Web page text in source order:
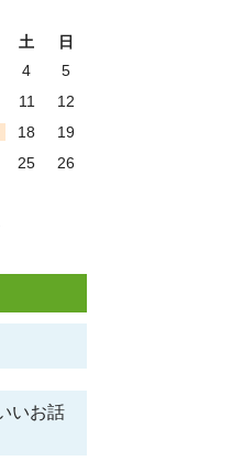
土
日
4
5
11
12
18
19
25
26
いお話